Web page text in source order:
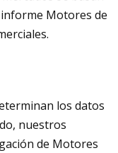
Motores de
los datos
nuestros
de Motores